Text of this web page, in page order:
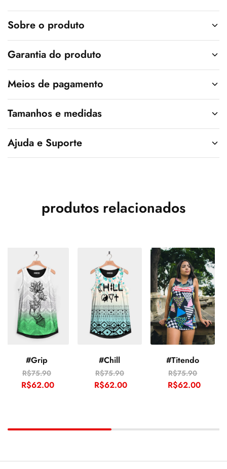
i
v
e
:
Sobre o produto
Garantia do produto
Meios de pagamento
Tamanhos e medidas
Ajuda e Suporte
produtos relacionados
#Grip
R$75.90
R$62.00
#Chill
R$75.90
R$62.00
#Titendo
R$75.90
R$62.00